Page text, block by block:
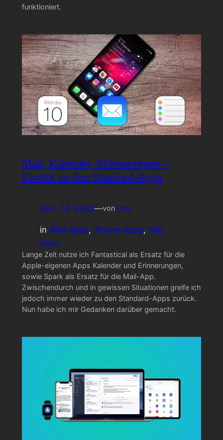
funktioniert.
Mail, Kalender, Erinnerungen –
Zurück zu den Standard-Apps
Dez. 14, 2020—vonTom
in iPad Apps, iPhone Apps, Mac
Apps
Lange Zeit nutze ich Fantastical als Ersatz für die
Apple-eigenen Apps Kalender und Erinnerungen,
sowie Spark als Ersatz für die Mail-App.
Zwischendurch und in gewissen Situationen greife ich
jedoch immer wieder zu den Standard-Apps zurück.
Nun habe ich mir Gedanken darüber gemacht.